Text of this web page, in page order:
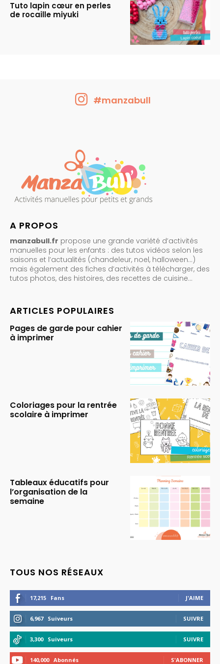
Tuto lapin cœur en perles
de rocaille miyuki
#manzabull
A PROPOS
manzabull.fr propose une grande variété d’activités
manuelles pour les enfants : des tutos vidéos selon les
saisons et l’actualités (chandeleur, noel, halloween…)
mais également des fiches d’activités à télécharger, des
tutos photos, des histoires, des recettes de cuisine…
ARTICLES POPULAIRES
Pages de garde pour cahier
à imprimer
Coloriages pour la rentrée
scolaire à imprimer
Tableaux éducatifs pour
l’organisation de la
semaine
TOUS NOS RÉSEAUX
17,215 Fans J'AIME
6,967 Suiveurs SUIVRE
3,300 Suiveurs SUIVRE
140,000 Abonnés S'ABONNER